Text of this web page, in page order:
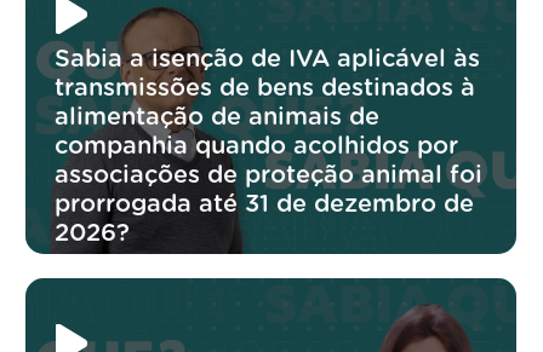
Sabia a isenção de IVA aplicável às
transmissões de bens destinados à
alimentação de animais de
companhia quando acolhidos por
associações de proteção animal foi
prorrogada até 31 de dezembro de
2026?